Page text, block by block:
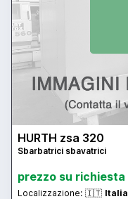
HURTH zsa 320
Sbarbatrici sbavatrici
prezzo su richiesta
Localizzazione: 🇮🇹 Italia